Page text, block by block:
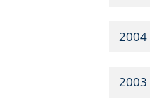
2004
2003